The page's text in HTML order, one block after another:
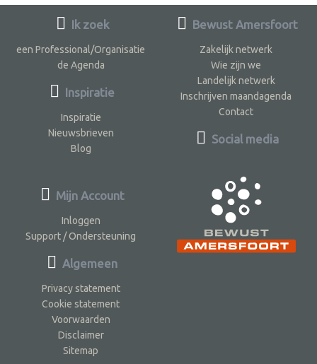
Ik zoek
een Professional/Organisatie
de Agenda
Inspiratie
Inspiratie
Nieuwsbrieven
Blog
Bewust Amersfoort
Zakelijk netwerk
Wie zijn we
Landelijk netwerk
Inschrijven maandagenda
Contact
Social media
Mijn Account
Inloggen
Support / Ondersteuning
Algemeen
Privacy statement
Cookie statement
Voorwaarden
Disclaimer
Sitemap